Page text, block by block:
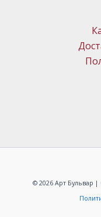
© 2026 Арт Бульвар |